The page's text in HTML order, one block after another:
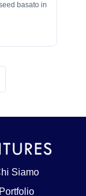
basato in
Siamo
Portfolio